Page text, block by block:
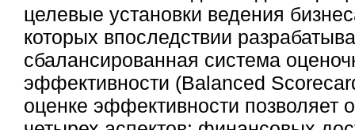
целевые установки ведения
которых впоследствии
сбалансированная система
эффективности (Balanced
оценке эффективности позволяет